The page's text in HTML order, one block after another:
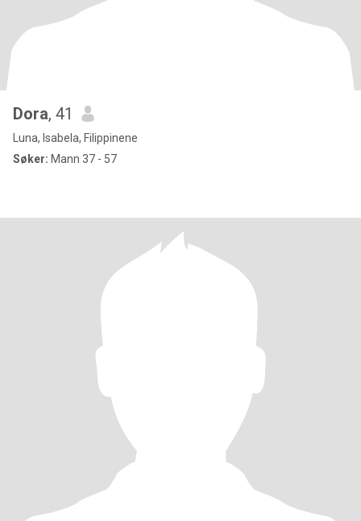
Dora, 41
Luna, Isabela, Filippinene
Søker: Mann 37 - 57